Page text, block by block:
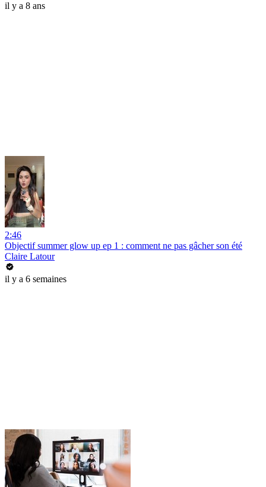
il y a 8 ans
2:46
Objectif summer glow up ep 1 : comment ne pas gâcher son été
Claire Latour
il y a 6 semaines